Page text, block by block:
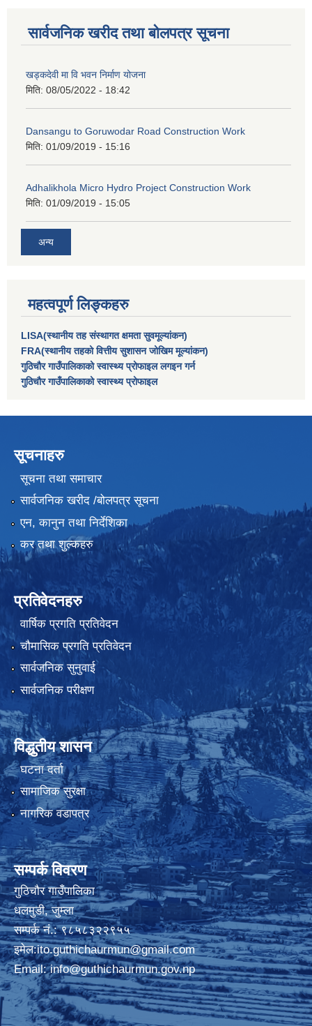
सार्वजनिक खरीद तथा बोलपत्र सूचना
खड्कदेवी मा वि भवन निर्माण योजना
मिति: 08/05/2022 - 18:42
Dansangu to Goruwodar Road Construction Work
मिति: 01/09/2019 - 15:16
Adhalikhola Micro Hydro Project Construction Work
मिति: 01/09/2019 - 15:05
अन्य
महत्वपूर्ण लिङ्कहरु
LISA(स्थानीय तह संस्थागत क्षमता सुवमूल्यांकन)
FRA(स्थानीय तहको वित्तीय सुशासन जोखिम मूल्यांकन)
गुठिचौर गाउँपालिकाको स्वास्थ्य प्रोफाइल लगइन गर्न
गुठिचौर गाउँपालिकाको स्वास्थ्य प्रोफाइल
सूचनाहरु
सूचना तथा समाचार
सार्वजनिक खरीद /बोलपत्र सूचना
एन, कानुन तथा निर्देशिका
कर तथा शुल्कहरु
प्रतिवेदनहरु
वार्षिक प्रगति प्रतिवेदन
चौमासिक प्रगति प्रतिवेदन
सार्वजनिक सुनुवाई
सार्वजनिक परीक्षण
विद्धुतीय शासन
घटना दर्ता
सामाजिक सुरक्षा
नागरिक वडापत्र
सम्पर्क विवरण
गुठिचौर गाउँपालिका
धलमुडी, जुम्ला
सम्पर्क नं.: ९८५८३२२९५५
इमेल:ito.guthichaurmun@gmail.com
Email:info@guthichaurmun.gov.np